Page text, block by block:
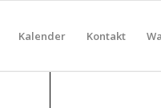
Kalender Kontakt